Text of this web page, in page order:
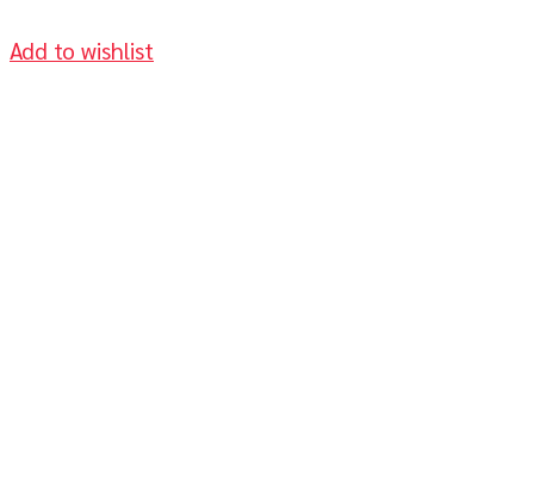
Add to wishlist